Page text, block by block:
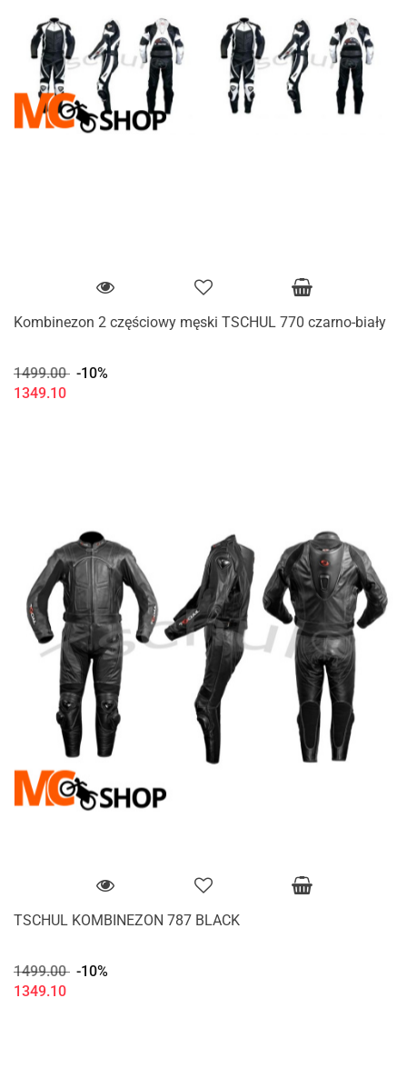
Kombinezon 2 częściowy męski TSCHUL 770 czarno-biały
1499.00 -10%
1349.10
TSCHUL KOMBINEZON 787 BLACK
1499.00 -10%
1349.10